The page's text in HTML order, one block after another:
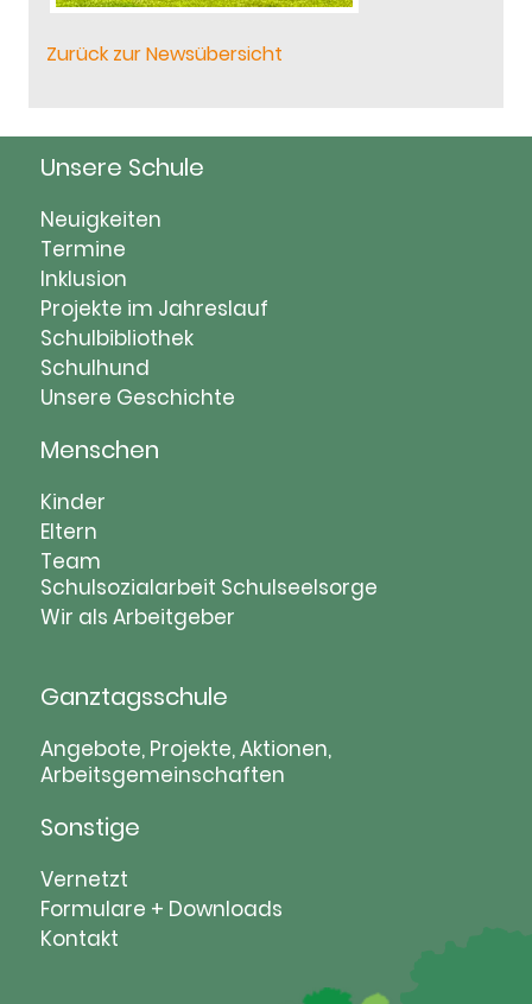
Zurück zur Newsübersicht
Unsere Schule
Navigation
überspringen
Neuigkeiten
Termine
Inklusion
Projekte im Jahreslauf
Schulbibliothek
Schulhund
Unsere Geschichte
Menschen
Navigation
überspringen
Kinder
Eltern
Team
Schulsozialarbeit Schulseelsorge
Wir als Arbeitgeber
Ganztagsschule
Navigation
überspringen
Angebote, Projekte, Aktionen,
Arbeitsgemeinschaften
Sonstige
Navigation
überspringen
Vernetzt
Formulare + Downloads
Kontakt